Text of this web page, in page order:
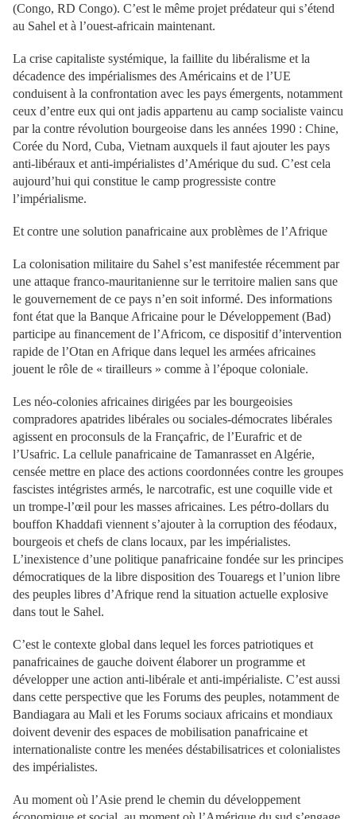
(Congo, RD Congo). C’est le même projet prédateur qui s’étend
au Sahel et à l’ouest-africain maintenant.
La crise capitaliste systémique, la faillite du libéralisme et la
décadence des impérialismes des Américains et de l’UE
conduisent à la confrontation avec les pays émergents, notamment
ceux d’entre eux qui ont jadis appartenu au camp socialiste vaincu
par la contre révolution bourgeoise dans les années 1990 : Chine,
Corée du Nord, Cuba, Vietnam auxquels il faut ajouter les pays
anti-libéraux et anti-impérialistes d’Amérique du sud. C’est cela
aujourd’hui qui constitue le camp progressiste contre
l’impérialisme.
Et contre une solution panafricaine aux problèmes de l’Afrique
La colonisation militaire du Sahel s’est manifestée récemment par
une attaque franco-mauritanienne sur le territoire malien sans que
le gouvernement de ce pays n’en soit informé. Des informations
font état que la Banque Africaine pour le Développement (Bad)
participe au financement de l’Africom, ce dispositif d’intervention
rapide de l’Otan en Afrique dans lequel les armées africaines
jouent le rôle de « tirailleurs » comme à l’époque coloniale.
Les néo-colonies africaines dirigées par les bourgeoisies
compradores apatrides libérales ou sociales-démocrates libérales
agissent en proconsuls de la Françafric, de l’Eurafric et de
l’Usafric. La cellule panafricaine de Tamanrasset en Algérie,
censée mettre en place des actions coordonnées contre les groupes
fascistes intégristes armés, le narcotrafic, est une coquille vide et
un trompe-l’œil pour les masses africaines. Les pétro-dollars du
bouffon Khaddafi viennent s’ajouter à la corruption des féodaux,
bourgeois et chefs de clans locaux, par les impérialistes.
L’inexistence d’une politique panafricaine fondée sur les principes
démocratiques de la libre disposition des Touaregs et l’union libre
des peuples libres d’Afrique rend la situation actuelle explosive
dans tout le Sahel.
C’est le contexte global dans lequel les forces patriotiques et
panafricaines de gauche doivent élaborer un programme et
développer une action anti-libérale et anti-impérialiste. C’est aussi
dans cette perspective que les Forums des peuples, notamment de
Bandiagara au Mali et les Forums sociaux africains et mondiaux
doivent devenir des espaces de mobilisation panafricaine et
internationaliste contre les menées déstabilisatrices et colonialistes
des impérialistes.
Au moment où l’Asie prend le chemin du développement